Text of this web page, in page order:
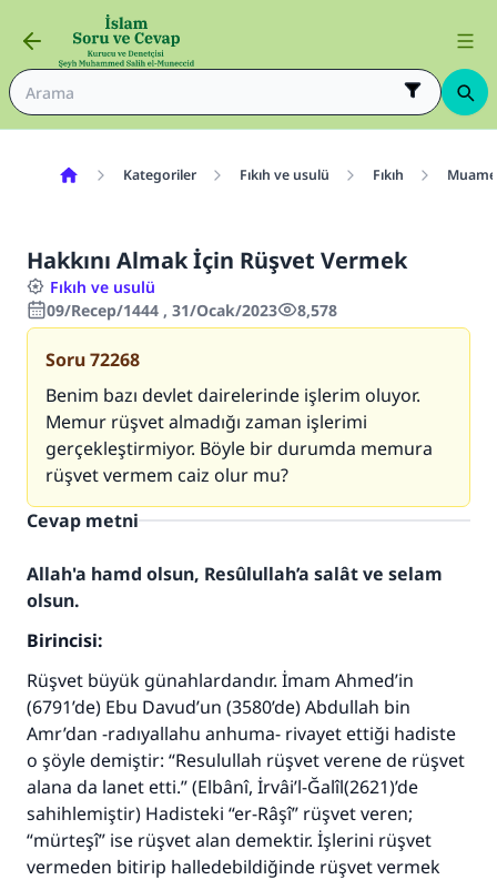
Kategoriler Fıkıh ve usulü Fıkıh
Hakkını Almak İçin Rüşvet Vermek
Fıkıh ve usulü
09/Recep/1444 , 31/Ocak/2023
8,578
Soru72268
Benim bazı devlet dairelerinde işlerim oluyor.
Memur rüşvet almadığı zaman işlerimi
gerçekleştirmiyor. Böyle bir durumda memura
rüşvet vermem caiz olur mu?
Cevap metni
Allah'a hamd olsun, Resûlullah’a salât ve selam
olsun.
Birincisi:
Rüşvet büyük günahlardandır. İmam Ahmed’in
(6791’de) Ebu Davud’un (3580’de) Abdullah bin
Amr’dan -radıyallahu anhuma- rivayet ettiği hadiste
o şöyle demiştir: “Resulullah rüşvet verene de rüşvet
alana da lanet etti.” (Elbânî, İrvâi’l-Ğalîl(2621)’de
sahihlemiştir) Hadisteki “er-Râşî” rüşvet veren;
“mürteşî” ise rüşvet alan demektir. İşlerini rüşvet
vermeden bitirip halledebildiğinde rüşvet vermek